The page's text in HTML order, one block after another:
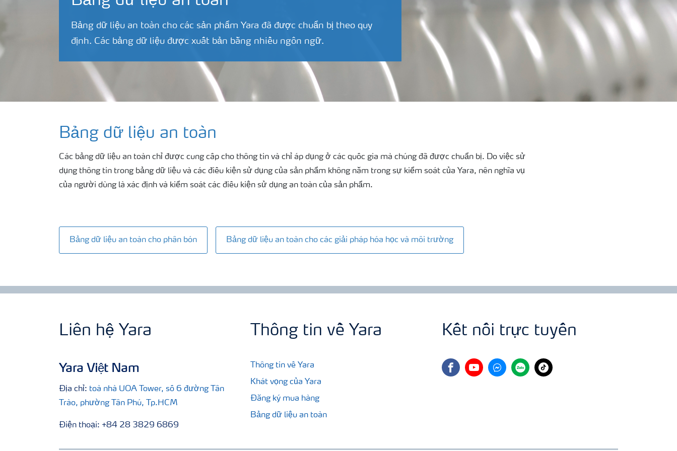
Bảng dữ liệu an toàn cho các sản phẩm Yara đã được chuẩn bị theo quy
định. Các bảng dữ liệu được xuất bản bằng nhiều ngôn ngữ.
Bảng dữ liệu an toàn
Các bảng dữ liệu an toàn chỉ được cung cấp cho thông tin và chỉ áp dụng ở các quốc gia mà chúng đã được chuẩn bị. Do việc sử
dụng thông tin trong bảng dữ liệu và các điều kiện sử dụng của sản phẩm không nằm trong sự kiểm soát của Yara, nên nghĩa vụ
của người dùng là xác định và kiểm soát các điều kiện sử dụng an toàn của sản phẩm.
Bảng dữ liệu an toàn cho phân bón Bảng dữ liệu an toàn cho các giải pháp hóa học và môi trường
Liên hệ Yara
Yara Việt Nam
Địa chỉ: toà nhà UOA Tower, số 6 đường Tân
Trào, phường Tân Phú, Tp.HCM
Điện thoại: +84 28 3829 6869
Thông tin về Yara
Thông tin về Yara
Khát vọng của Yara
Đăng ký mua hàng
Bảng dữ liệu an toàn
Kết nối trực tuyến
facebookyoutube
fb zalo tiktok